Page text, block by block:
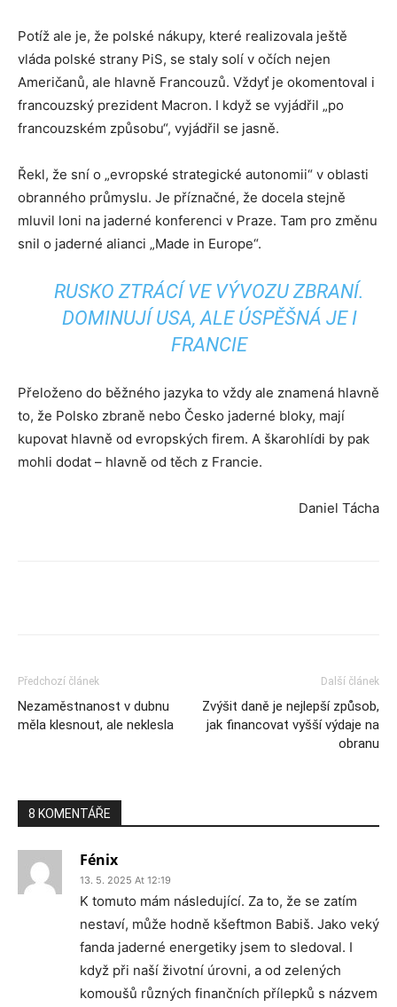
Potíž ale je, že polské nákupy, které realizovala ještě
vláda polské strany PiS, se staly solí v očích nejen
Američanů, ale hlavně Francouzů. Vždyť je okomentoval i
francouzský prezident Macron. I když se vyjádřil „po
francouzském způsobu“, vyjádřil se jasně.
Řekl, že sní o „evropské strategické autonomii“ v oblasti
obranného průmyslu. Je příznačné, že docela stejně
mluvil loni na jaderné konferenci v Praze. Tam pro změnu
snil o jaderné alianci „Made in Europe“.
RUSKO ZTRÁCÍ VE VÝVOZU ZBRANÍ.
DOMINUJÍ USA, ALE ÚSPĚŠNÁ JE I
FRANCIE
Přeloženo do běžného jazyka to vždy ale znamená hlavně
to, že Polsko zbraně nebo Česko jaderné bloky, mají
kupovat hlavně od evropských firem. A škarohlídi by pak
mohli dodat – hlavně od těch z Francie.
Daniel Tácha
Předchozí článek
Nezaměstnanost v dubnu
měla klesnout, ale neklesla
Další článek
Zvýšit daně je nejlepší způsob,
jak financovat vyšší výdaje na
obranu
8 KOMENTÁŘE
Fénix
13. 5. 2025 At 12:19
K tomuto mám následující. Za to, že se zatím
nestaví, může hodně kšeftmon Babiš. Jako veký
fanda jaderné energetiky jsem to sledoval. I
když při naší životní úrovni, a od zelených
komoušů různých finančních přílepků s názvem